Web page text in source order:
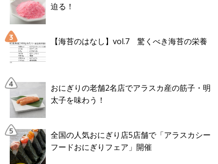
迫る！
【海苔のはなし】vol.7 驚くべき海苔の栄養
おにぎりの老舗2名店でアラスカ産の筋子・明
太子を味わう！
全国の人気おにぎり店5店舗で「アラスカシー
フードおにぎりフェア」開催